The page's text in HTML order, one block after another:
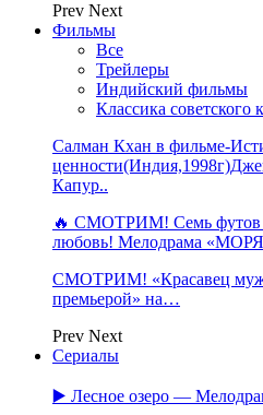
Prev Next
Фильмы
Все
Трейлеры
Индийский фильмы
Классика советского
Салман Кхан в фильме-
Капур..
🔥 СМОТРИМ! Семь футов
любовь! Мелодрама
СМОТРИМ! «Красавец
премьерой» на…
Prev Next
Сериалы
▶️ Лесное озеро —